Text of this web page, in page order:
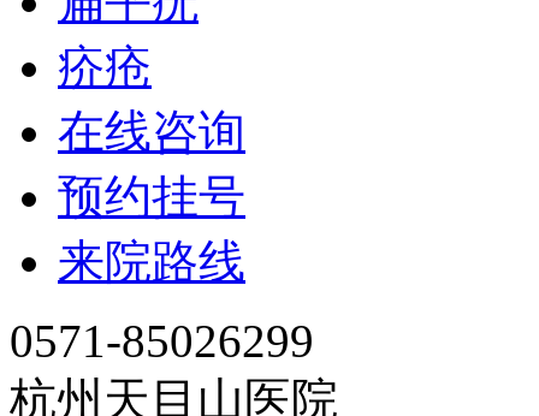
疥疮
在线咨询
预约挂号
来院路线
0571-85026299
杭州天目山医院